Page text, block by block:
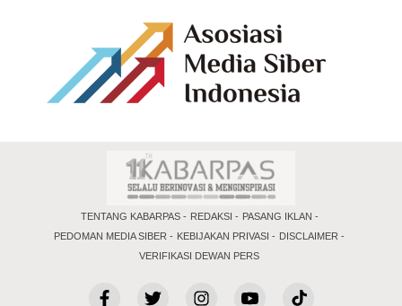
TENTANG KABARPAS REDAKSI
PASANG IKLAN
PEDOMAN MEDIA SIBER
KEBIJAKAN PRIVASI
DISCLAIMER
VERIFIKASI DEWAN PERS